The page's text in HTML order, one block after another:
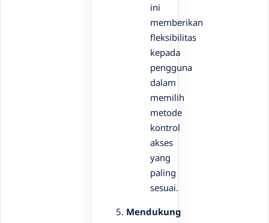
ini
memberikan
fleksibilitas
kepada
pengguna
dalam
memilih
metode
kontrol
akses
yang
paling
sesuai.
Mendukung